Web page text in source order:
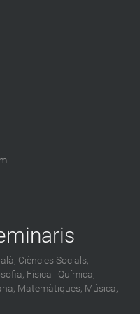
Ciències Socials,
Física i Química,
Matemàtiques, Música,